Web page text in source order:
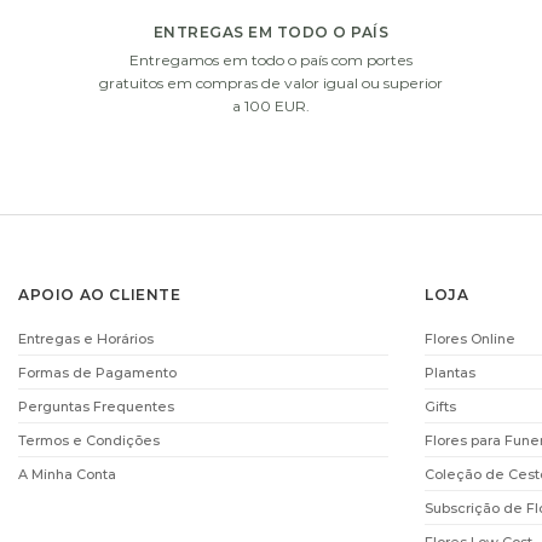
i
CHOCOLATS
€14.90
€
ENTREGAS EM TODO O PAÍS
Entregamos em todo o país com portes
gratuitos em compras de valor igual ou superior
a 100 EUR.
APOIO AO CLIENTE
Entregas e Horários
Formas de Pagamento
Perguntas Frequentes
Termos e Condições
A Minha Conta
LOJA
Flores Online
Plantas
Gifts
Flores para
Coleção de
Subscrição de